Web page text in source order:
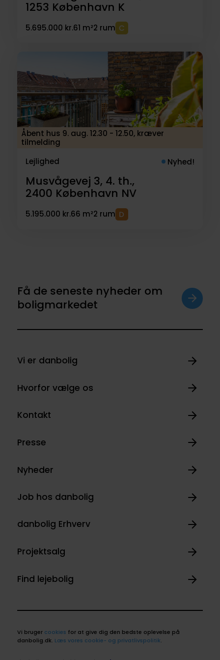
1253 København K
5.695.000 kr.61 m²2 rum
Åbent hus 9. aug. 12.30 - 12.50, kræver
tilmelding
Lejlighed
Nyhed!
Musvågevej 3, 4. th.,
2400 København NV
5.195.000 kr.66 m²2 rum
Få de seneste nyheder om
boligmarkedet
Vi er danbolig
Hvorfor vælge os
Kontakt
Presse
Nyheder
Job hos danbolig
danbolig Erhverv
Projektsalg
Find lejebolig
Vi bruger cookies for at give dig den bedste oplevelse på
danbolig.dk. Læs vores cookie- og privatlivspolitik.